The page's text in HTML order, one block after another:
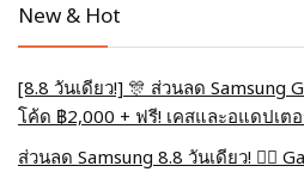
New & Hot
[8.8 วันเดียว!] 🎊 ส่วนลด Samsung
โค้ด ฿2,000 + ฟรี! เคสและอแดปเต
ส่วนลด Samsung 8.8 วันเดียว! ❤️‍🔥